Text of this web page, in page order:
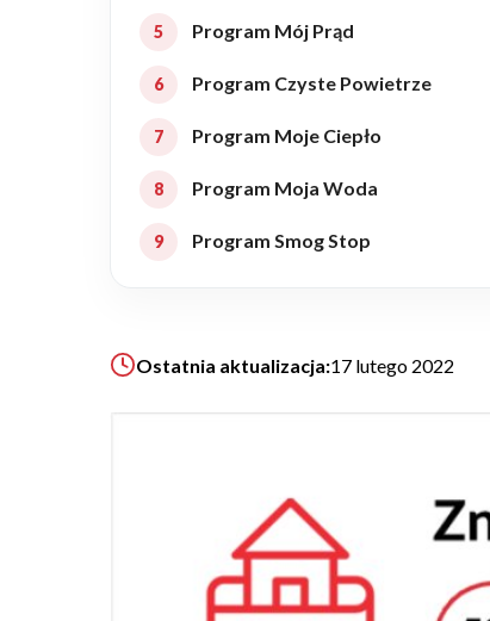
Realizacje
Referencje
Filmy
Ogrody
KALKULATOR BUDOWY
ZAPISZ SIĘ
Program Mój Prąd
Program Czyste Powietrze
Program Moje Ciepło
Program Moja Woda
Program Smog Stop
Ostatnia aktualizacja:17 lutego 2022